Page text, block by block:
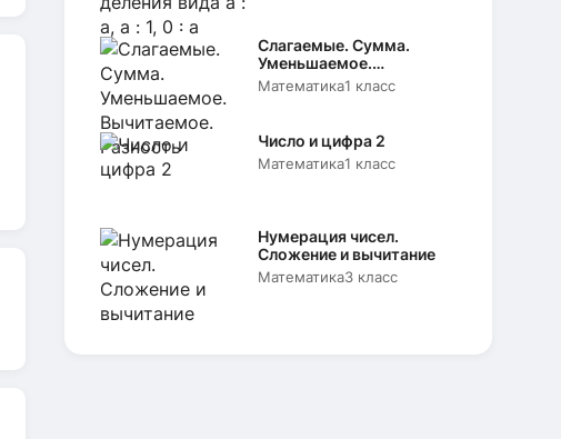
Слагаемые. Сумма.
Уменьшаемое.
Вычитаемое. Разность
Математика1 класс
Число и цифра 2
Математика1 класс
Нумерация чисел.
Сложение и вычитание
Математика3 класс